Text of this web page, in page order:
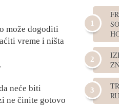
može dogoditi
vreme i ništa
neće biti
ne činite gotovo